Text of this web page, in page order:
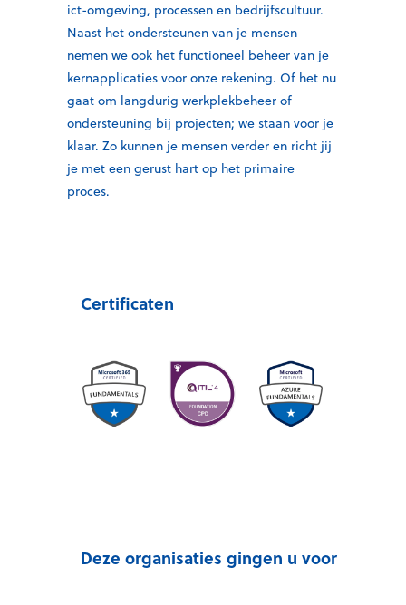
ict-omgeving, processen en bedrijfscultuur.
Naast het ondersteunen van je mensen
nemen we ook het functioneel beheer van je
kernapplicaties voor onze rekening. Of het nu
gaat om langdurig werkplekbeheer of
ondersteuning bij projecten; we staan voor je
klaar. Zo kunnen je mensen verder en richt jij
je met een gerust hart op het primaire
proces.
Certificaten
Deze organisaties gingen u voor